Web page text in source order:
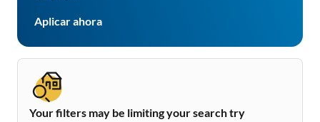
Aplicar ahora
Your filters may be limiting your search try